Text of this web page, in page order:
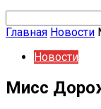
Главная Новости
Новости
Мисс